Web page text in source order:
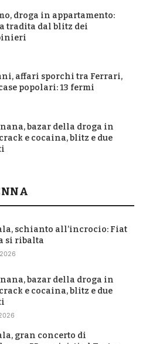
droga in appartamento:
tradita dal blitz dei
affari sporchi tra Ferrari,
popolari: 13 fermi
bazar della droga in
e cocaina, blitz e due
schianto all’incrocio: Fiat
si ribalta
bazar della droga in
e cocaina, blitz e due
gran concerto di